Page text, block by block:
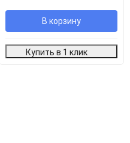
В корзину
Купить в 1 клик